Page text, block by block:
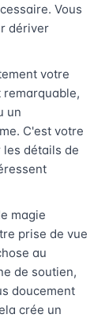
Vous
dériver
votre
un
C'est votre
détails de
magie
prise de vue
au
de soutien,
doucement
crée un